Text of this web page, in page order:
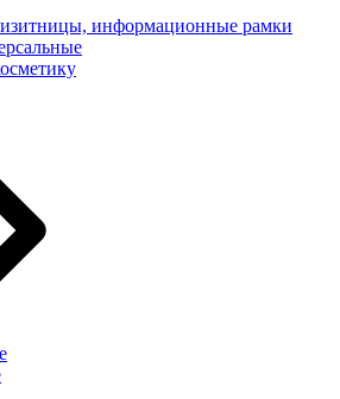
информационные рамки